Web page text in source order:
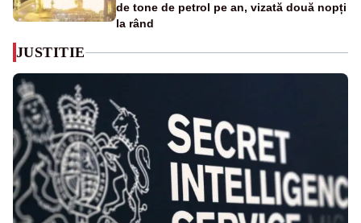
de tone de petrol pe an, vizată două nopți
la rând
JUSTITIE